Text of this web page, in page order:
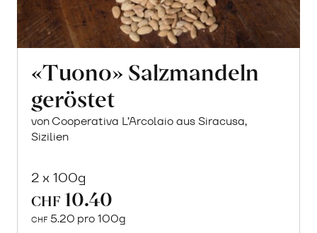
«Tuono» Salzmandeln
geröstet
von Cooperativa L’Arcolaio aus Siracusa,
Sizilien
2 x 100g
CHF 10.40
CHF 5.20 pro 100g